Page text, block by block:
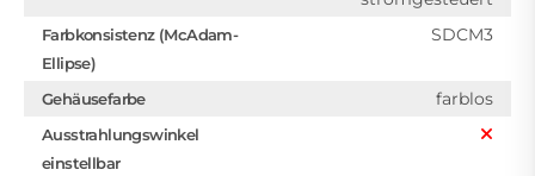
Farbkonsistenz (McAdam-
Ellipse)
SDCM3
Gehäusefarbe farblos
Ausstrahlungswinkel
einstellbar